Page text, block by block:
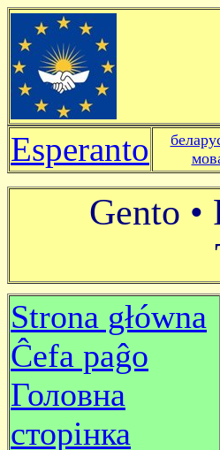
Esperanto
Gento
Strona główna
Ĉefa paĝo
Головна
сторінка